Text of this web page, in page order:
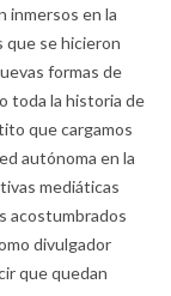
inmersos en la
se hicieron
formas de
toda la historia de
que cargamos
autónoma en la
mediáticas
acostumbrados
divulgador
que quedan